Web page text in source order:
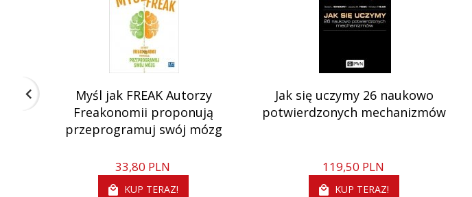
152
Twarda
Myśl jak FREAK Autorzy
Freakonomii proponują
przeprogramuj swój mózg
33,80 PLN
KUP TERAZ!
Jak się uczymy 26 naukowo
potwierdzonych mechanizmów
119,50 PLN
KUP TERAZ!